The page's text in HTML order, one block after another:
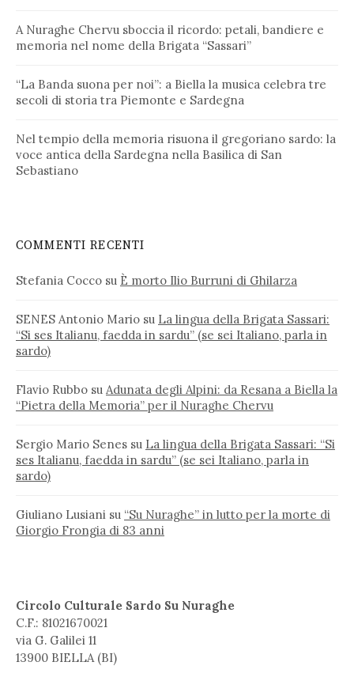
A Nuraghe Chervu sboccia il ricordo: petali, bandiere e
memoria nel nome della Brigata “Sassari”
“La Banda suona per noi”: a Biella la musica celebra tre
secoli di storia tra Piemonte e Sardegna
Nel tempio della memoria risuona il gregoriano sardo: la
voce antica della Sardegna nella Basilica di San
Sebastiano
COMMENTI RECENTI
Stefania Cocco su È morto Ilio Burruni di Ghilarza
SENES Antonio Mario su La lingua della Brigata Sassari:
“Si ses Italianu, faedda in sardu” (se sei Italiano, parla in
sardo)
Flavio Rubbo su Adunata degli Alpini: da Resana a Biella la
“Pietra della Memoria” per il Nuraghe Chervu
Sergio Mario Senes su La lingua della Brigata Sassari: “Si
ses Italianu, faedda in sardu” (se sei Italiano, parla in
sardo)
Giuliano Lusiani su “Su Nuraghe” in lutto per la morte di
Giorgio Frongia di 83 anni
Circolo Culturale Sardo Su Nuraghe
C.F.: 81021670021
via G. Galilei 11
13900 BIELLA (BI)